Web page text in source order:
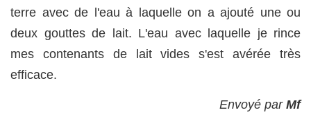
terre avec de l'eau à laquelle on a ajouté une ou
deux gouttes de lait. L'eau avec laquelle je rince
mes contenants de lait vides s'est avérée très
efficace.
Envoyé par Mf